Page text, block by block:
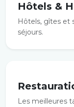
Hôtels &
Hôtels, gîtes et
séjours.
Les meilleures